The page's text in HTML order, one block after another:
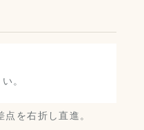
。
を右折し直進。